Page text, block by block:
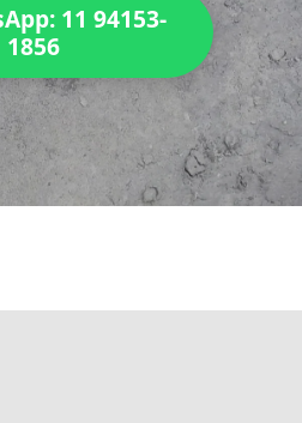
11 94153-
1856